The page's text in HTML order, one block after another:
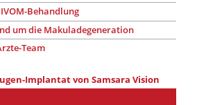
Behandlung
um die Makuladegeneration
Team
Implantat von Samsara Vision